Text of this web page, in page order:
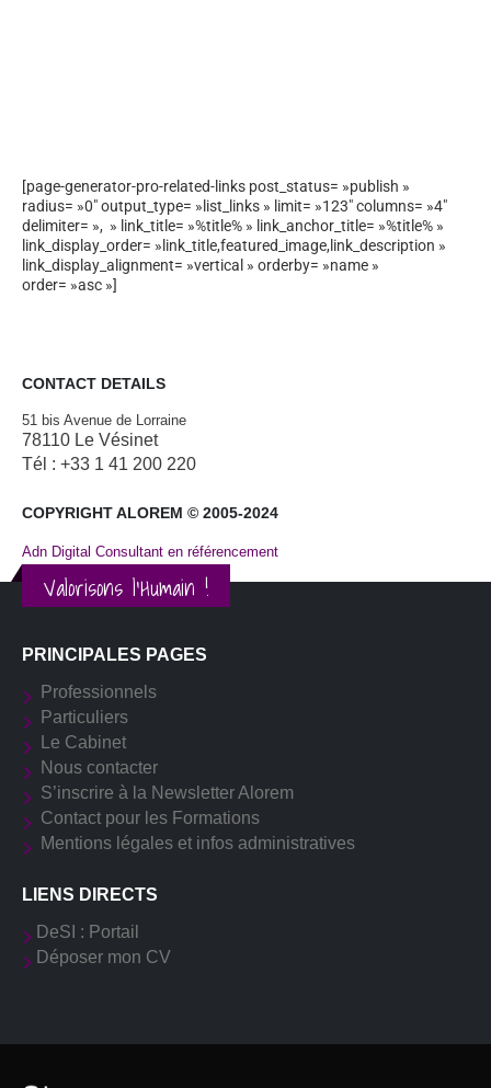
[page-generator-pro-related-links post_status= »publish »
radius= »0″ output_type= »list_links » limit= »123″ columns= »4″
delimiter= », » link_title= »%title% » link_anchor_title= »%title% »
link_display_order= »link_title,featured_image,link_description »
link_display_alignment= »vertical » orderby= »name »
order= »asc »]
CONTACT DETAILS
51 bis Avenue de Lorraine
78110 Le Vésinet
Tél : +33 1 41 200 220
COPYRIGHT ALOREM © 2005-2024
Adn Digital Consultant en référencement
Valorisons l'Humain !
PRINCIPALES PAGES
Professionnels
Particuliers
Le Cabinet
Nous contacter
S’inscrire à la Newsletter Alorem
Contact pour les Formations
Mentions légales et infos administratives
LIENS DIRECTS
DeSI : Portail
Déposer mon CV